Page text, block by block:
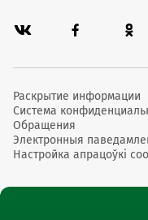
Раскрытие информации
Система
Обращения
Электронныя
Настройка апрацоўкі